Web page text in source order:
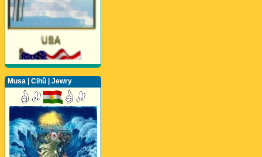
Musa | Cihû | Jewry